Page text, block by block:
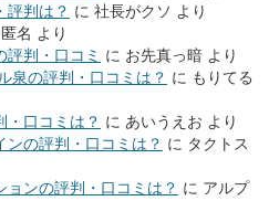
評判は？ に 社長がクソ より
匿名 より
評判・口コミ に お先真っ暗 より
泉の評判・口コミは？ に もりてる
・口コミは？ に あいうえお より
の評判・口コミは？ に タクトス
ョンの評判・口コミは？ に アルプ